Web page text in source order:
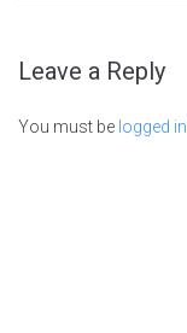
Leave a Reply
You must be logged in